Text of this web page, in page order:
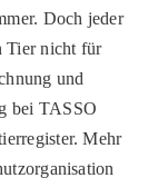
Doch jeder
Tier nicht für
und
bei TASSO
Mehr